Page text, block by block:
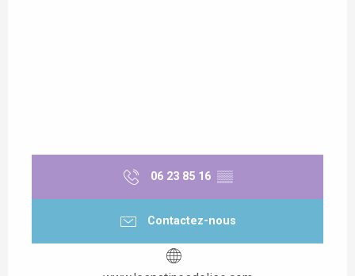
06 23 85 16 ▒▒
Contactez-nous